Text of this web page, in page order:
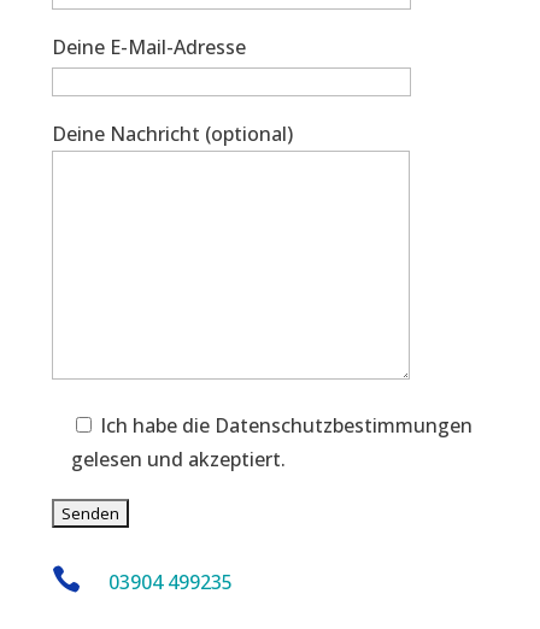
Deine E-Mail-Adresse
Deine Nachricht (optional)
Ich habe die Datenschutzbestimmungen
gelesen und akzeptiert.
 03904 499235